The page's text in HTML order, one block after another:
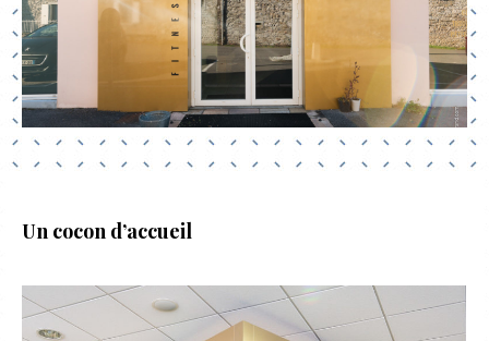
Un cocon d’accueil